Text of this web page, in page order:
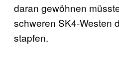
daran gewöhnen
schweren SK4-Westen
stapfen.